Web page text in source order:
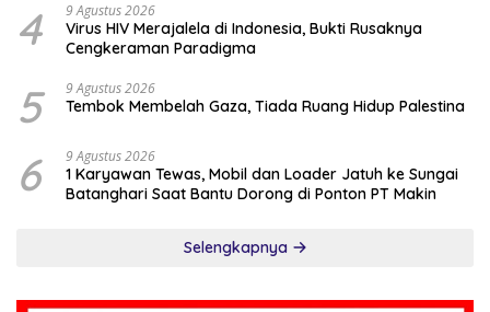
4 9 Agustus 2026
Virus HIV Merajalela di Indonesia, Bukti Rusaknya
Cengkeraman Paradigma
5 9 Agustus 2026
Tembok Membelah Gaza, Tiada Ruang Hidup Palestina
6 9 Agustus 2026
1 Karyawan Tewas, Mobil dan Loader Jatuh ke Sungai
Batanghari Saat Bantu Dorong di Ponton PT Makin
Selengkapnya